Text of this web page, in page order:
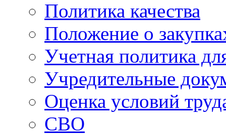
Политика качества
Положение о
Учетная политика
Учредительные
Оценка условий
СВО